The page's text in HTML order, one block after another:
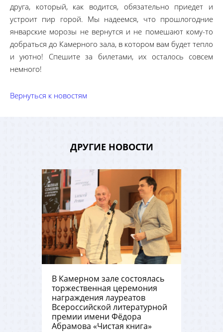
друга, который, как водится, обязательно приедет и
устроит пир горой. Мы надеемся, что прошлогодние
январские морозы не вернутся и не помешают кому-то
добраться до Камерного зала, в котором вам будет тепло
и уютно! Спешите за билетами, их осталось совсем
немного!
Вернуться к новостям
ДРУГИЕ НОВОСТИ
В Камерном зале состоялась
торжественная церемония
награждения лауреатов
Всероссийской литературной
премии имени Фёдора
Абрамова «Чистая книга»